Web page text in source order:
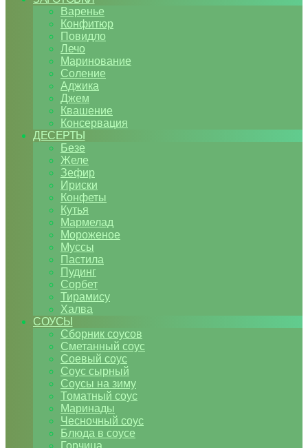
Варенье
Конфитюр
Повидло
Лечо
Маринование
Соление
Аджика
Джем
Квашение
Консервация
ДЕСЕРТЫ
Безе
Желе
Зефир
Ириски
Конфеты
Кутья
Мармелад
Мороженое
Муссы
Пастила
Пудинг
Сорбет
Тирамису
Халва
СОУСЫ
Сборник соусов
Сметанный соус
Соевый соус
Соус сырный
Соусы на зиму
Томатный соус
Маринады
Чесночный соус
Блюда в соусе
Горчица